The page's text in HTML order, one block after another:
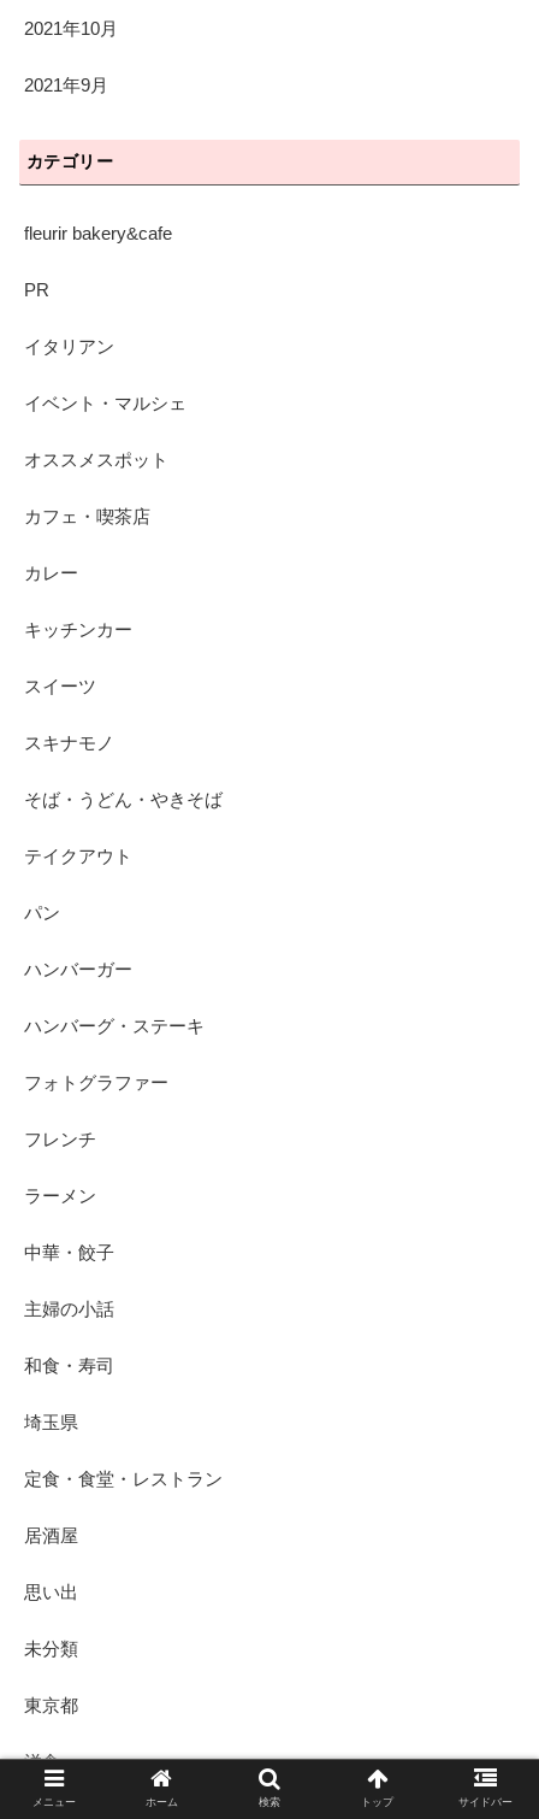
2021年10月
2021年9月
カテゴリー
fleurir bakery&cafe
PR
イタリアン
イベント・マルシェ
オススメスポット
カフェ・喫茶店
カレー
キッチンカー
スイーツ
スキナモノ
そば・うどん・やきそば
テイクアウト
パン
ハンバーガー
ハンバーグ・ステーキ
フォトグラファー
フレンチ
ラーメン
中華・餃子
主婦の小話
和食・寿司
埼玉県
定食・食堂・レストラン
居酒屋
思い出
未分類
東京都
洋食
メニュー ホーム 検索 トップ サイドバー